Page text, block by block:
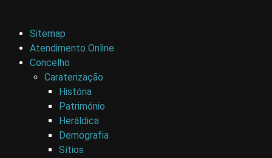
Sitemap
Atendimento Online
Concelho
Caraterização
História
Património
Heráldica
Demografia
Sítios